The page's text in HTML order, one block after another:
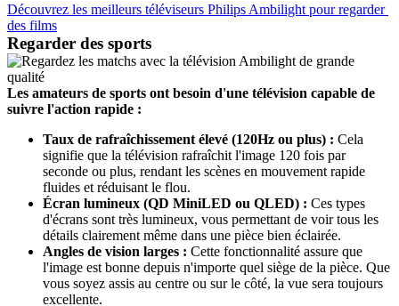
Découvrez les meilleurs téléviseurs Philips Ambilight pour regarder
des films
Regarder des sports
Les amateurs de sports ont besoin d'une télévision capable de
suivre l'action rapide :
Taux de rafraîchissement élevé (120Hz ou plus) : Cela
signifie que la télévision rafraîchit l'image 120 fois par
seconde ou plus, rendant les scènes en mouvement rapide
Écran lumineux (QD MiniLED ou QLED) : Ces types
d'écrans sont très lumineux, vous permettant de voir tous les
Angles de vision larges : Cette fonctionnalité assure que
l'image est bonne depuis n'importe quel siège de la pièce. Que
vous soyez assis au centre ou sur le côté, la vue sera toujours